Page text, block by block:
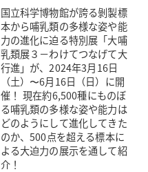
国立科学博物館が誇る剝製標
本から哺乳類の多様な姿や能
力の進化に迫る特別展「大哺
乳類展３－わけてつなげて大
行進」が、2024年3月16日
（土）〜6月16日（日）に開
催！ 現在約6,500種にものぼ
る哺乳類の多様な姿や能力は
どのようにして進化してきた
のか、500点を超える標本に
よる大迫力の展示を通して紹
介！